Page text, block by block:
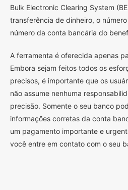
Bulk Electronic Clearing System
transferência de dinheiro, o
número da conta bancária do
A ferramenta é oferecida apenas
Embora sejam feitos todos os
precisos, é importante que os
não assume nenhuma
precisão. Somente o seu banco
informações corretas da conta
um pagamento importante e
você entre em contato com o seu